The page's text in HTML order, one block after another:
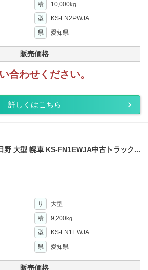
積 10,000kg
型
KS-FN2PWJA
県 愛知県
販売価格
合わせください。
詳しくはこちら
野 大型 幌車 KS-FN1EWJA中古トラック...
サ
大型
積 9,200kg
型
KS-FN1EWJA
県 愛知県
販売価格